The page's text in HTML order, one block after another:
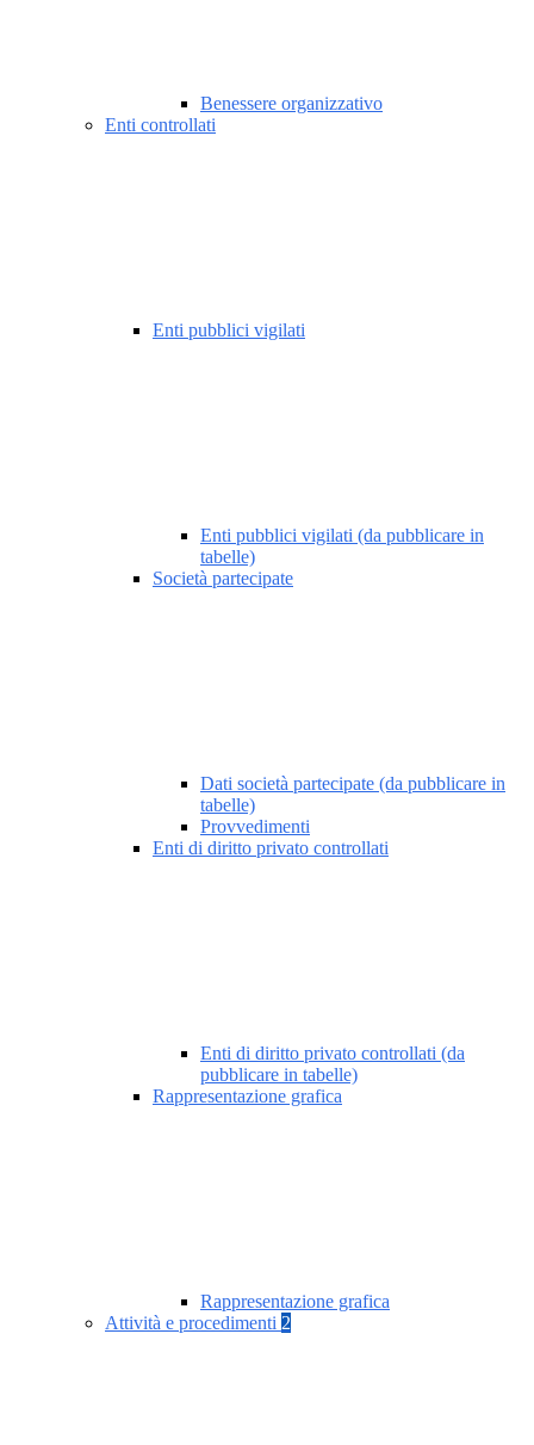
Benessere organizzativo
Enti controllati
Enti pubblici vigilati
Enti pubblici vigilati (da pubblicare in
tabelle)
Società partecipate
Dati società partecipate (da pubblicare in
tabelle)
Provvedimenti
Enti di diritto privato controllati
Enti di diritto privato controllati (da
pubblicare in tabelle)
Rappresentazione grafica
Rappresentazione grafica
Attività e procedimenti 2